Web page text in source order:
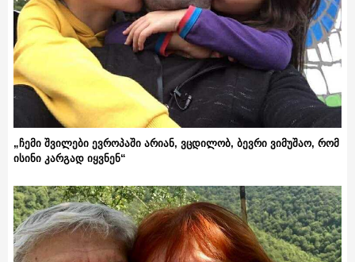
„ჩემი შვილები ევროპაში არიან, ვცდილობ, ბევრი ვიმუშაო, რომ
ისინი კარგად იყვნენ“